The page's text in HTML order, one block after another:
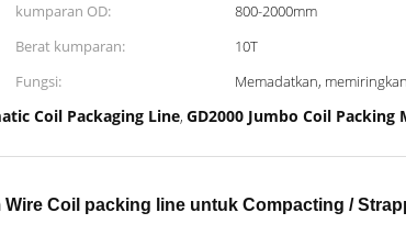
kumparan OD:
800-2000mm
Berat kumparan:
10T
Fungsi:
Memadatkan,
Coil Packaging Line, GD2000 Jumbo Coil Packing
Coil packing line untuk Compacting /